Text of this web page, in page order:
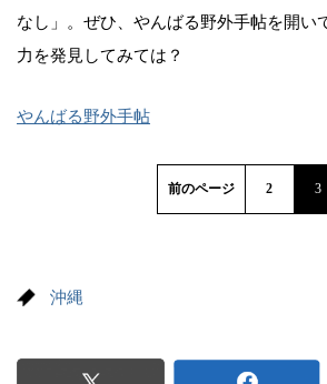
なし」。ぜひ、やんばる野外手帖を開い
力を発見してみては？
やんばる野外手帖
前のページ 2 3
沖縄